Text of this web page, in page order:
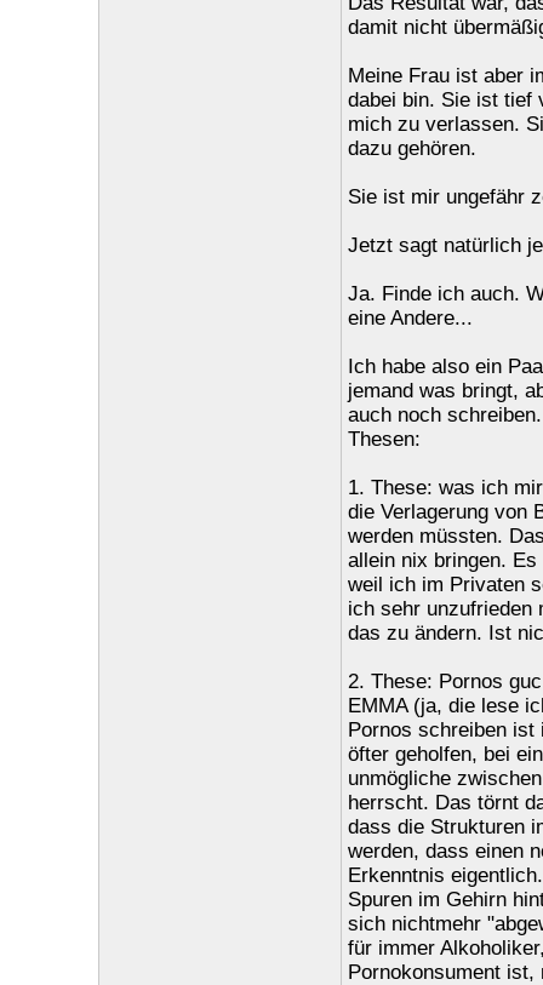
damit nicht
Meine Frau ist aber
dabei bin. Sie ist tief
mich zu verlassen.
dazu gehören.
Sie ist mir ungefähr
Jetzt sagt natürlich
Ja. Finde ich auch.
eine Andere...
Ich habe also ein
jemand was bringt,
auch noch
Thesen:
1. These: was ich
die Verlagerung von
werden müssten.
allein nix bringen.
weil ich im Privaten
ich sehr unzufrieden
das zu ändern. Ist
2. These: Pornos
EMMA (ja, die lese
Pornos schreiben ist
öfter geholfen, bei
unmögliche
herrscht. Das törnt
dass die Strukturen
werden, dass einen
Erkenntnis
Spuren im Gehirn
sich nichtmehr
für immer
Pornokonsument ist,